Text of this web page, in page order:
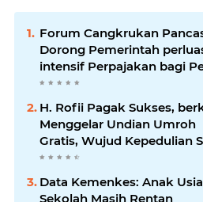
Forum Cangkrukan
Dorong Pemerintah
intensif Perpajakan bagi
Usaha UMKM.
H. Rofii Pagak Sukses,
Menggelar Undian Umroh
Gratis, Wujud Kepedulian
berbagi.
Data Kemenkes: Anak Usia
Sekolah Masih Rentan